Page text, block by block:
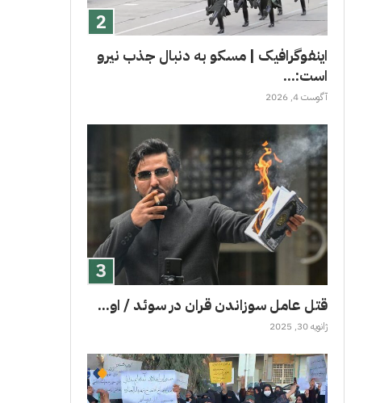
اینفوگرافیک | مسکو به دنبال جذب نیرو
است:...
آگوست 4, 2026
قتل عامل سوزاندن قران در سوئد / او...
ژانویه 30, 2025